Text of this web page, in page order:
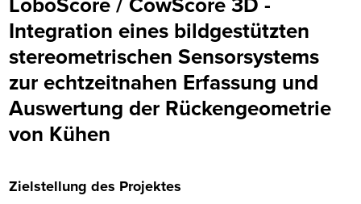
Integration eines bildgestützten
stereometrischen Sensorsystems
zur echtzeitnahen Erfassung und
Auswertung der Rückengeometrie
von Kühen
Zielstellung des Projektes